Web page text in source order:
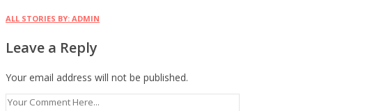
ALL STORIES BY: ADMIN
Leave a Reply
Your email address will not be published.